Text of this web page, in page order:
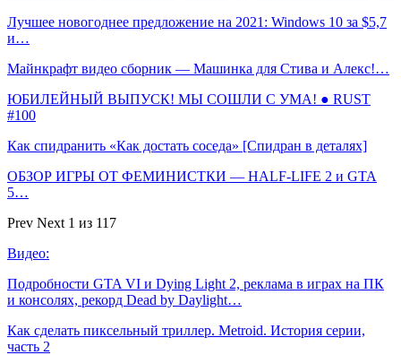
Лучшее новогоднее предложение на 2021: Windows 10 за $5,7
и…
Майнкрафт видео сборник — Машинка для Стива и Алекс!…
ЮБИЛЕЙНЫЙ ВЫПУСК! МЫ СОШЛИ С УМА! ● RUST
#100
Как спидранить «Как достать соседа» [Спидран в деталях]
ОБЗОР ИГРЫ ОТ ФЕМИНИСТКИ — HALF-LIFE 2 и GTA
5…
Prev Next 1 из 117
Видео:
Подробности GTA VI и Dying Light 2, реклама в играх на ПК
и консолях, рекорд Dead by Daylight…
Как сделать пиксельный триллер. Metroid. История серии,
часть 2